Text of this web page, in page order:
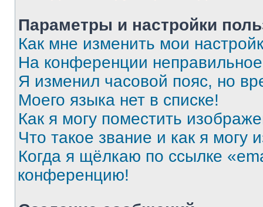
Параметры и настройки
Как мне изменить мои
На конференции
Я изменил часовой пояс, но
Моего языка нет в списке!
Как я могу поместить
Что такое звание и как я могу
Когда я щёлкаю по ссылке
конференцию!